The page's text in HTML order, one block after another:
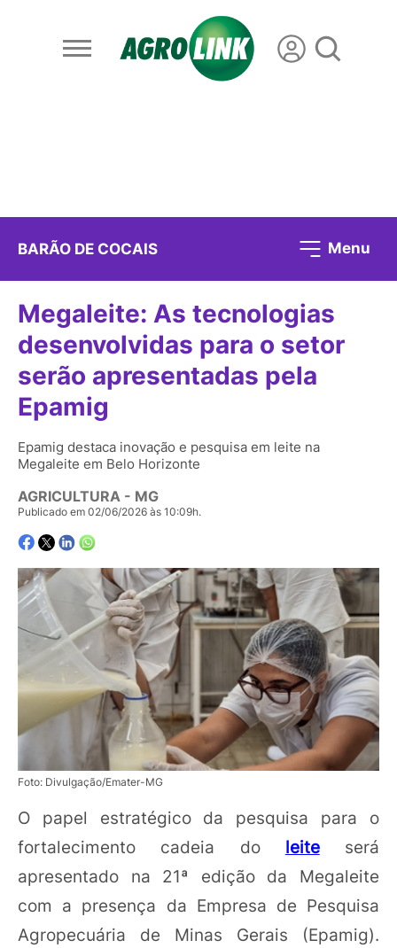
BARÃO DE COCAIS Menu
Megaleite: As tecnologias
desenvolvidas para o setor
serão apresentadas pela
Epamig
Epamig destaca inovação e pesquisa em leite na
Megaleite em Belo Horizonte
AGRICULTURA - MG
Publicado em 02/06/2026 às 10:09h.
Foto: Divulgação/Emater-MG
O papel estratégico da pesquisa para o
fortalecimento cadeia do leiteserá
apresentado na 21ª edição da Megaleite
com a presença da Empresa de Pesquisa
Agropecuária de Minas Gerais (Epamig).